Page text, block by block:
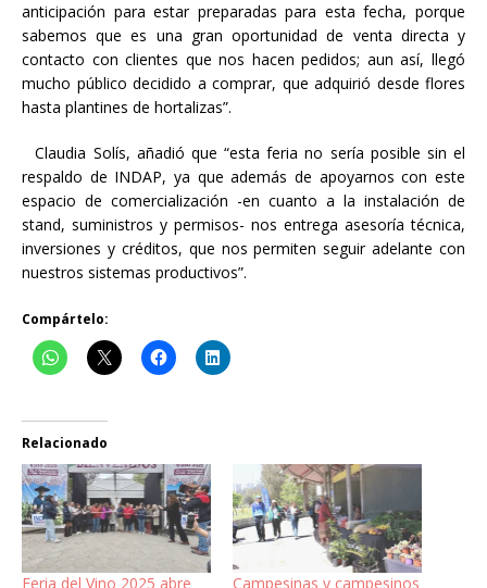
anticipación para estar preparadas para esta fecha, porque
sabemos que es una gran oportunidad de venta directa y
contacto con clientes que nos hacen pedidos; aun así, llegó
mucho público decidido a comprar, que adquirió desde flores
hasta plantines de hortalizas”.
Claudia Solís, añadió que “esta feria no sería posible sin el
respaldo de INDAP, ya que además de apoyarnos con este
espacio de comercialización -en cuanto a la instalación de
stand, suministros y permisos- nos entrega asesoría técnica,
inversiones y créditos, que nos permiten seguir adelante con
nuestros sistemas productivos”.
Compártelo:
Relacionado
Feria del Vino 2025 abre Campesinas y campesinos